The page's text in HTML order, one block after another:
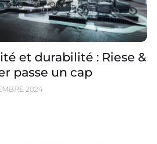
et durabilité : Riese &
passe un cap
2024